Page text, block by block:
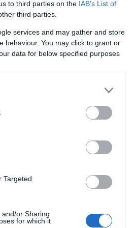
to third parties on the IAB’s List of
third parties.
services and may gather and store
behaviour. You may click to grant or
data for below specified purposes
Targeted
or Sharing
for which it
neten, arról
tribute
karja
is,
EGY
ÚJ BOB
ZENE
MA
DALRA!
A
DALRA